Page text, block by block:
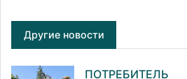
Другие новости
ПОТРЕБИТЕЛЬ